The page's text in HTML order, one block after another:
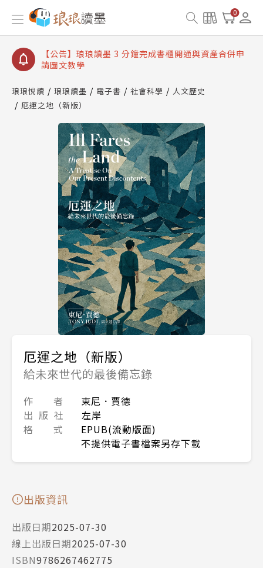
0
【公告】琅琅讀墨數位閱讀資產合併與書櫃開通申請
【公告】琅琅讀墨書櫃開通常見問題
【公告】琅琅讀墨 3 分鐘完成書櫃開通與資產合併申
請圖文教學
查詢
【公告】琅琅讀墨數位閱讀資產合併與書櫃開通申請
琅琅悅讀 琅琅讀墨 電子書 社會科學
人文歷史
厄運之地（新版）
厄運之地（新版）
給未來世代的最後備忘錄
作 者
東尼．賈德
出 版 社
左岸
格 式
EPUB(流動版面)
不提供電子書檔案另存下載
出版資訊
出版日期2025-07-30
線上出版日期2025-07-30
ISBN9786267462775